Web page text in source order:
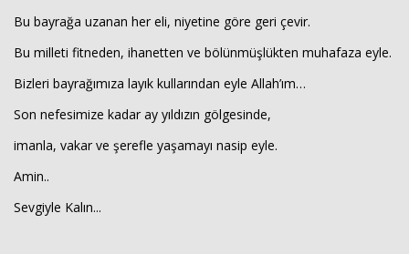
Bu bayrağa uzanan her eli, niyetine göre geri çevir.
Bu milleti fitneden, ihanetten ve bölünmüşlükten muhafaza eyle.
Bizleri bayrağımıza layık kullarından eyle Allah’ım…
Son nefesimize kadar ay yıldızın gölgesinde,
imanla, vakar ve şerefle yaşamayı nasip eyle.
Amin..
Sevgiyle Kalın...